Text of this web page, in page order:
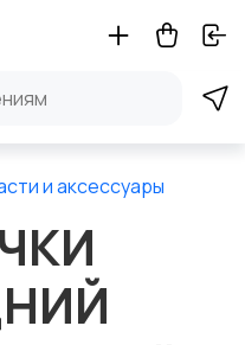
и аксессуары